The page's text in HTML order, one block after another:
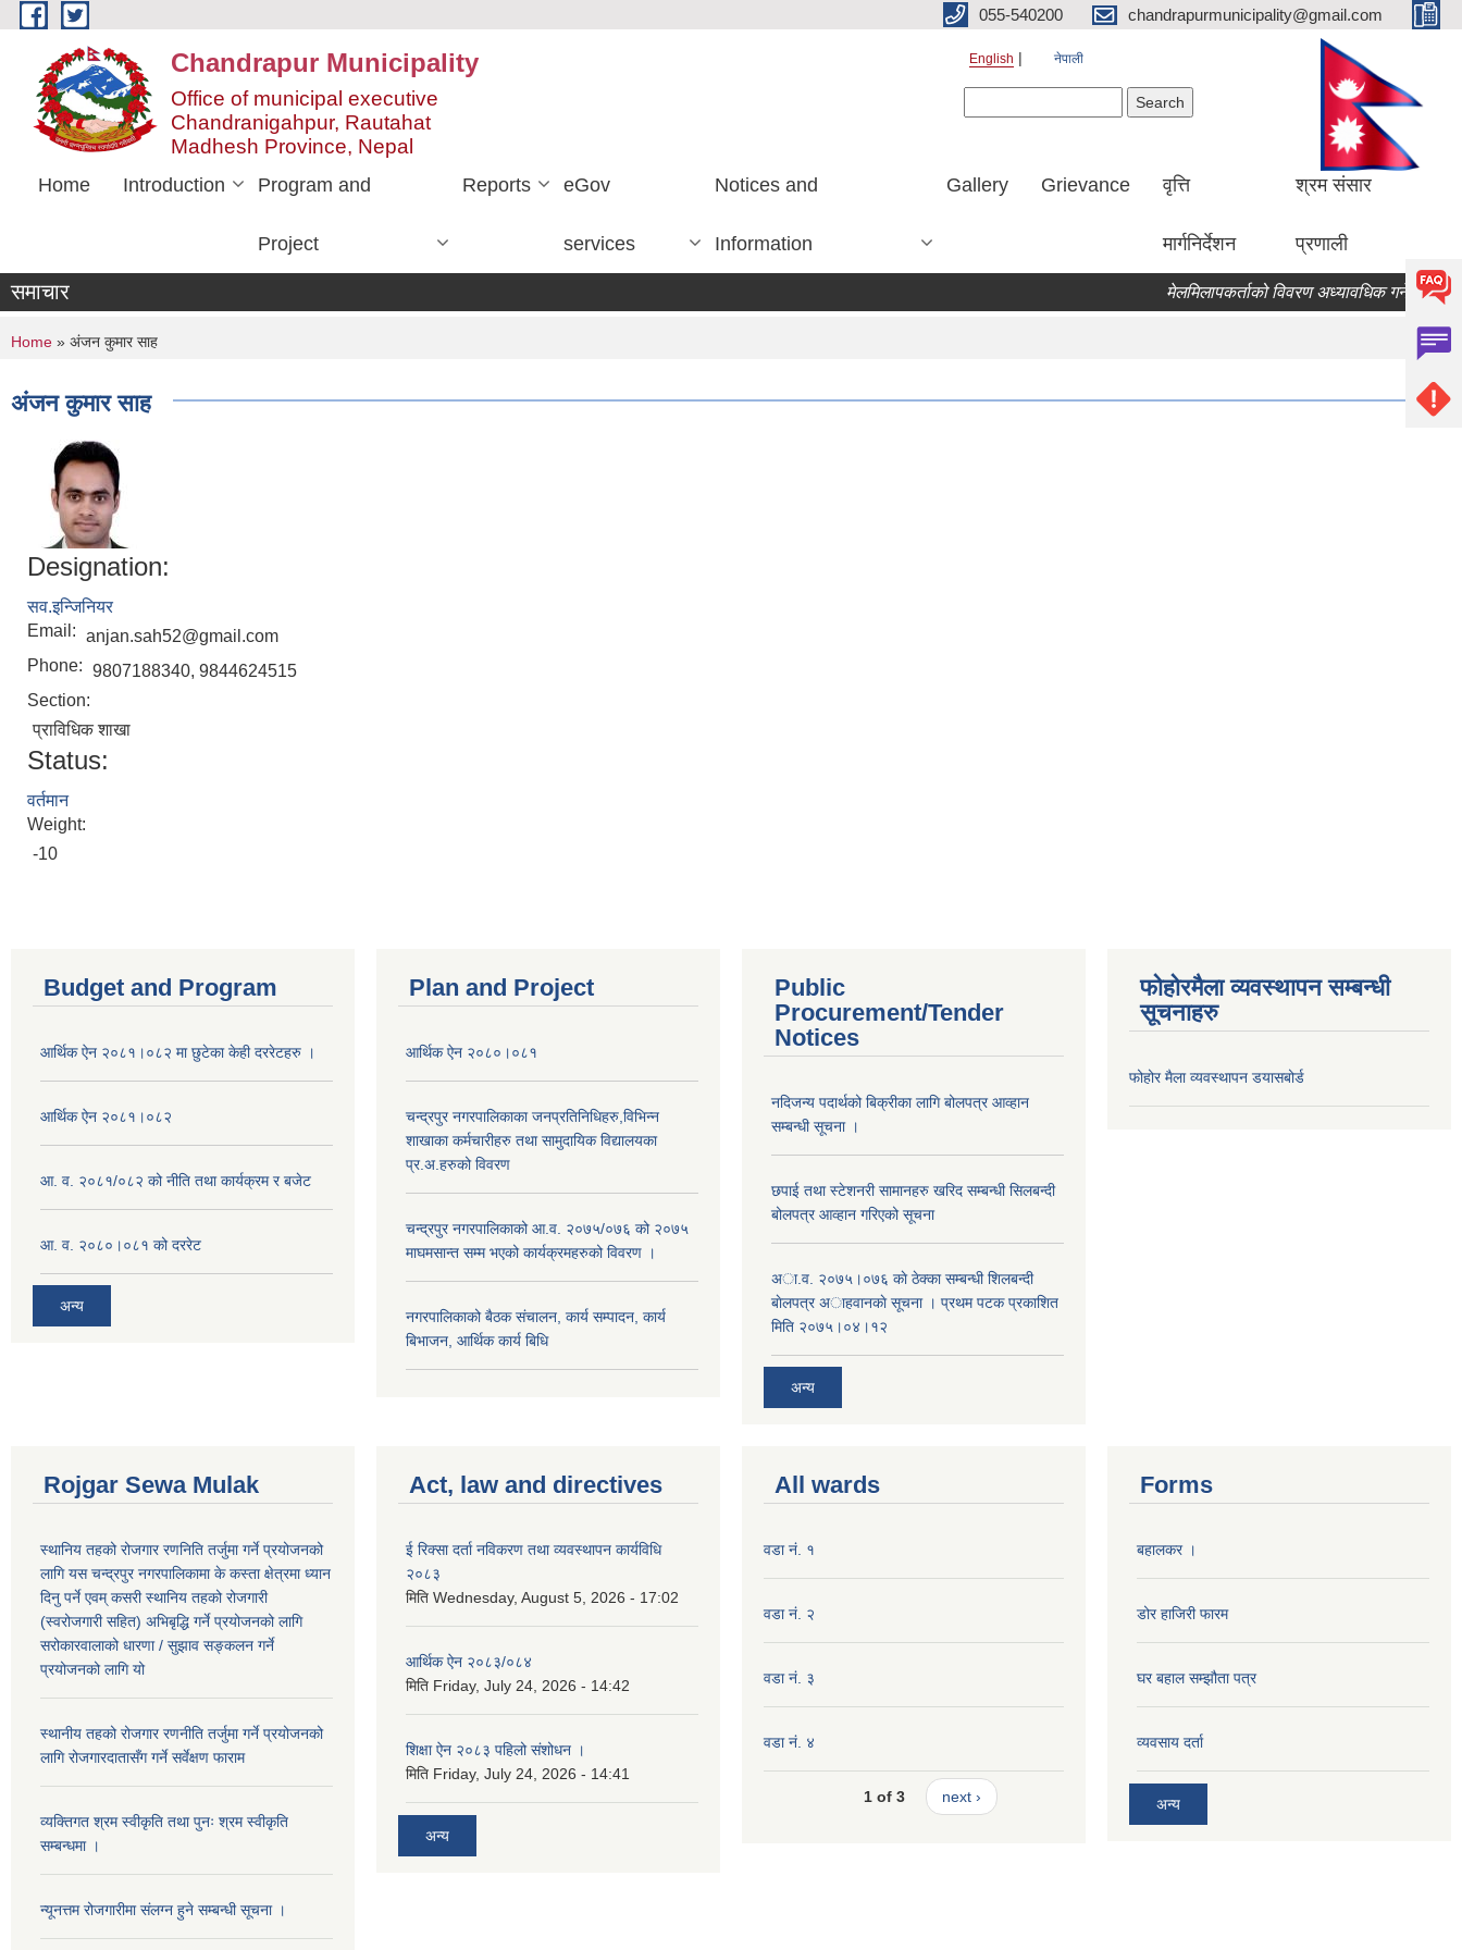
Skip to main content 055-540200 chandrapurmunicipality@gmail.com
Chandrapur Municipality
Office of municipal executive
Chandranigahpur, Rautahat
Madhesh Province, Nepal
English नेपाली
Home Introduction Program and
Project
Reports eGov
services
Notices and
Information
Gallery Grievance वृत्ति
मार्गनिर्देशन
श्रम संसार
प्रणाली
समाचार मेलमिलापकर्ताको विवरण अध्यावधिक गर्ने सम्बन्धि
You are here
Home » अंजन कुमार साह
अंजन कुमार साह
Designation:
सव.इन्जिनियर
Email: anjan.sah52@gmail.com
Phone: 9807188340, 9844624515
Section:
प्राविधिक शाखा
Status:
वर्तमान
Weight:
-10
Budget and Program
आर्थिक ऐन २०८१।०८२ मा छुटेका केही दररेटहरु ।
आर्थिक ऐन २०८१।०८२
आ. व. २०८१/०८२ को नीति तथा कार्यक्रम र बजेट
आ. व. २०८०।०८१ को दररेट
अन्य
Plan and Project
आर्थिक ऐन २०८०।०८१
चन्द्रपुर नगरपालिकाका जनप्रतिनिधिहरु,विभिन्न
शाखाका कर्मचारीहरु तथा सामुदायिक विद्यालयका
प्र.अ.हरुको विवरण
चन्द्रपुर नगरपालिकाको आ.व. २०७५/०७६ को २०७५
माघमसान्त सम्म भएको कार्यक्रमहरुको विवरण ।
नगरपालिकाको बैठक संचालन, कार्य सम्पादन, कार्य
बिभाजन, आर्थिक कार्य बिधि
Public
Procurement/Tender
Notices
नदिजन्य पदार्थको बिक्रीका लागि बोलपत्र आव्हान
सम्बन्धी सूचना ।
छपाई तथा स्टेशनरी सामानहरु खरिद सम्बन्धी सिलबन्दी
बोलपत्र आव्हान गरिएको सूचना
अा.व. २०७५।०७६ काे ठेक्का सम्बन्धी शिलबन्दी
बाेलपत्र अाहवानकाे सूचना । प्रथम पटक प्रकाशित
मिति २०७५।०४।१२
अन्य
फोहोरमैला व्यवस्थापन सम्बन्धी
सूचनाहरु
फोहोर मैला व्यवस्थापन डयासबोर्ड
Rojgar Sewa Mulak
स्थानिय तहको रोजगार रणनिति तर्जुमा गर्ने प्रयोजनको
लागि यस चन्द्रपुर नगरपालिकामा के कस्ता क्षेत्रमा ध्यान
दिनु पर्ने एवम् कसरी स्थानिय तहको रोजगारी
(स्वरोजगारी सहित) अभिबृद्धि गर्ने प्रयोजनको लागि
सरोकारवालाको धारणा / सुझाव सङ्कलन गर्ने
प्रयोजनको लागि यो
स्थानीय तहको रोजगार रणनीति तर्जुमा गर्ने प्रयोजनको
लागि रोजगारदातासँग गर्ने सर्वेक्षण फाराम
व्यक्तिगत श्रम स्वीकृति तथा पुनः श्रम स्वीकृति
सम्बन्धमा ।
न्यूनत्तम रोजगारीमा संलग्न हुने सम्बन्धी सूचना ।
Act, law and directives
ई रिक्सा दर्ता नविकरण तथा व्यवस्थापन कार्यविधि
२०८३
मिति Wednesday, August 5, 2026 - 17:02
आर्थिक ऐन २०८३/०८४
मिति Friday, July 24, 2026 - 14:42
शिक्षा ऐन २०८३ पहिलो संशोधन ।
मिति Friday, July 24, 2026 - 14:41
अन्य
All wards
वडा नं. १
वडा नं. २
वडा नं. ३
वडा नं. ४
1 of 3 next ›
Forms
बहालकर ।
डोर हाजिरी फारम
घर बहाल सम्झौता पत्र
व्यवसाय दर्ता
अन्य